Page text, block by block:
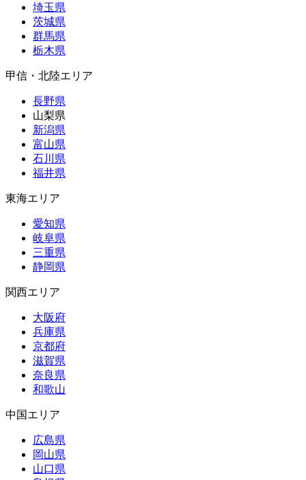
埼玉県
茨城県
群馬県
栃木県
甲信・北陸エリア
長野県
山梨県
新潟県
富山県
石川県
福井県
東海エリア
愛知県
岐阜県
三重県
静岡県
関西エリア
大阪府
兵庫県
京都府
滋賀県
奈良県
和歌山
中国エリア
広島県
岡山県
山口県